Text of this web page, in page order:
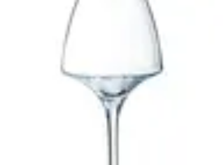
Ecommerçants France
Fidélisation et expérience client
Stratégies
Plateformes e-commerce Stratégies e-commerce